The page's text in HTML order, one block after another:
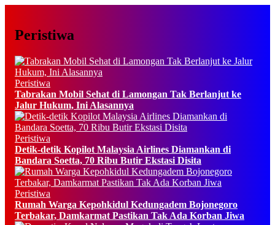
Peristiwa
Peristiwa
Tabrakan Mobil Sehat di Lamongan Tak Berlanjut ke
Jalur Hukum, Ini Alasannya
Peristiwa
Detik-detik Kopilot Malaysia Airlines Diamankan di
Bandara Soetta, 70 Ribu Butir Ekstasi Disita
Peristiwa
Rumah Warga Kepohkidul Kedungadem Bojonegoro
Terbakar, Damkarmat Pastikan Tak Ada Korban Jiwa